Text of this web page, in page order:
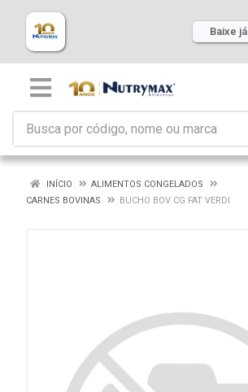
Baixe
INÍCIO
ALIMENTOS CONGELADOS
CARNES BOVINAS
BUCHO BOV CG FAT VERDI